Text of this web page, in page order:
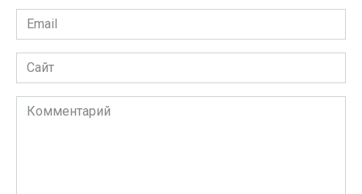
Email
Сайт
Комментарий